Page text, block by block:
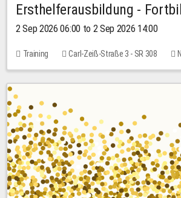
Ersthelferausbildung -
2 Sep 2026 06:00 to 2 Sep 2026 14:00
Training Carl-Zeiß-Straße 3 - SR 308